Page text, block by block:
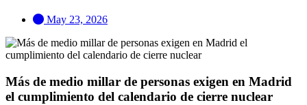
May 23, 2026
Más de medio millar de personas exigen en Madrid
el cumplimiento del calendario de cierre nuclear